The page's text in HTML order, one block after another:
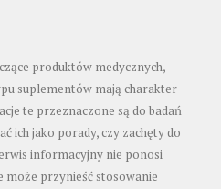
produktów medycznych,
suplementów mają charakter
te przeznaczone są do badań
ich jako porady, czy zachęty do
informacyjny nie ponosi
może przynieść stosowanie